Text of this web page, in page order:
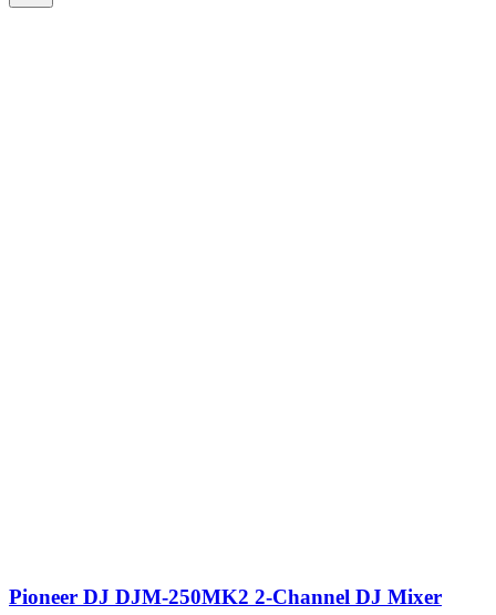
Pioneer DJ DJM-250MK2 2-Channel DJ Mixer